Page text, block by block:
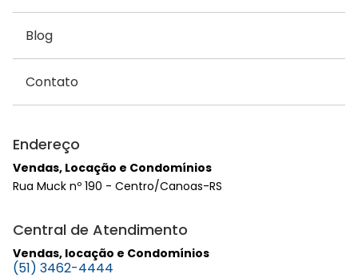
Blog
Contato
Endereço
Vendas, Locação e Condomínios
Rua Muck nº 190 - Centro/Canoas-RS
Central de Atendimento
Vendas, locação e Condomínios
(51) 3462-4444